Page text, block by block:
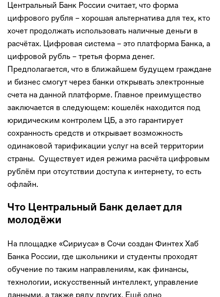
Центральный Банк России считает, что форма
цифрового рубля – хорошая альтернатива для тех, кто
хочет продолжать использовать наличные деньги в
расчётах. Цифровая система – это платформа Банка, а
цифровой рубль – третья форма денег.
Предполагается, что в ближайшем будущем граждане
и бизнес смогут через банки открывать электронные
счета на данной платформе. Главное преимущество
заключается в следующем: кошелёк находится под
юридическим контролем ЦБ, а это гарантирует
сохранность средств и открывает возможность
одинаковой тарификации услуг на всей территории
страны. Существует идея режима расчёта цифровым
рублём при отсутствии доступа к интернету, то есть
офлайн.
Что Центральный Банк делает для
молодёжи
На площадке «Сириуса» в Сочи создан Финтех Хаб
Банка России, где школьники и студенты проходят
обучение по таким направлениям, как финансы,
технологии, искусственный интеллект, управление
данными, а также ряду других. Ещё одно